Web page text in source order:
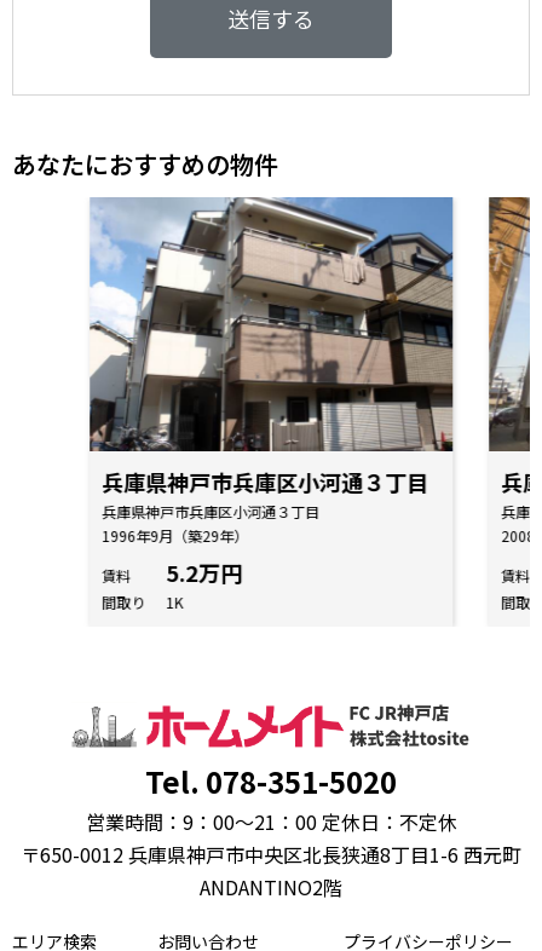
送信する
あなたにおすすめの物件
兵庫県神戸市兵庫区小河通３丁目
兵庫県神戸市兵庫区小河通３丁目
1996年9月（築29年）
賃料
5.2万円
間取り 1K
兵
兵庫
2008
賃料
間取
Tel. 078-351-5020
営業時間：9：00～21：00 定休日：不定休
〒650-0012 兵庫県神戸市中央区北長狭通8丁目1-6 西元町
ANDANTINO2階
エリア検索 お問い合わせ プライバシーポリシー